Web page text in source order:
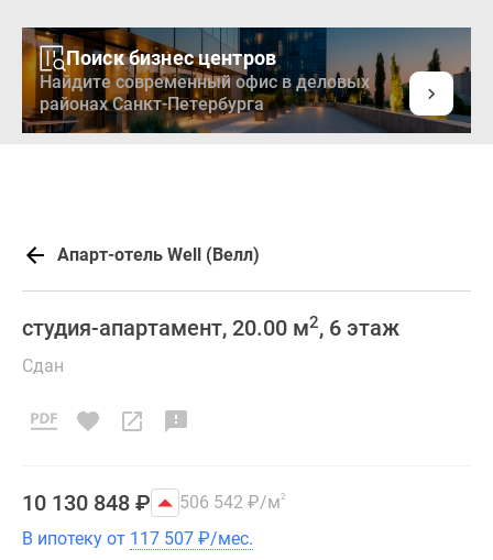
Поиск бизнес центров
Найдите современный офис в деловых
районах Санкт-Петербурга
Апарт-отель Well (Велл)
студия-апартамент, 20.00 м2, 6 этаж
Сдан
10 130 848 ₽ 506 542 ₽/м2
В ипотеку от 117 507 ₽/мес.